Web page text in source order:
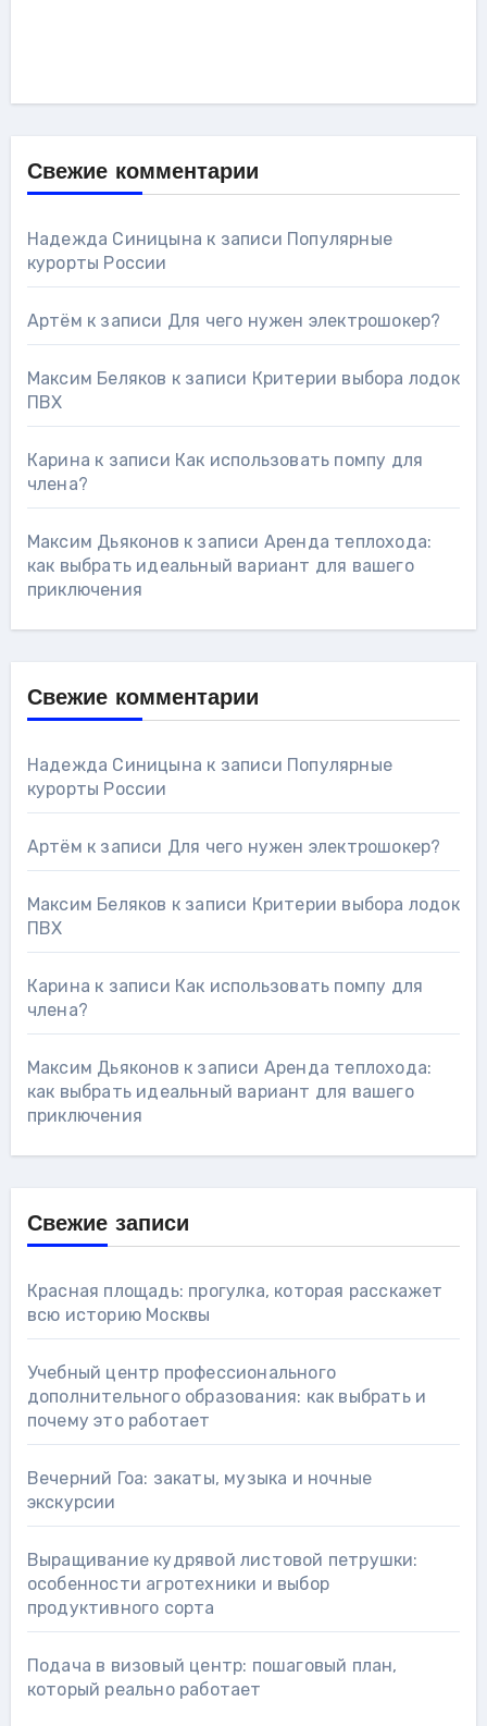
Свежие комментарии
Надежда Синицына к записи Популярные
курорты России
Артём к записи Для чего нужен электрошокер?
Максим Беляков к записи Критерии выбора лодок
ПВХ
Карина к записи Как использовать помпу для
члена?
Максим Дьяконов к записи Аренда теплохода:
как выбрать идеальный вариант для вашего
приключения
Свежие комментарии
Надежда Синицына к записи Популярные
курорты России
Артём к записи Для чего нужен электрошокер?
Максим Беляков к записи Критерии выбора лодок
ПВХ
Карина к записи Как использовать помпу для
члена?
Максим Дьяконов к записи Аренда теплохода:
как выбрать идеальный вариант для вашего
приключения
Свежие записи
Красная площадь: прогулка, которая расскажет
всю историю Москвы
Учебный центр профессионального
дополнительного образования: как выбрать и
почему это работает
Вечерний Гоа: закаты, музыка и ночные
экскурсии
Выращивание кудрявой листовой петрушки:
особенности агротехники и выбор
продуктивного сорта
Подача в визовый центр: пошаговый план,
который реально работает